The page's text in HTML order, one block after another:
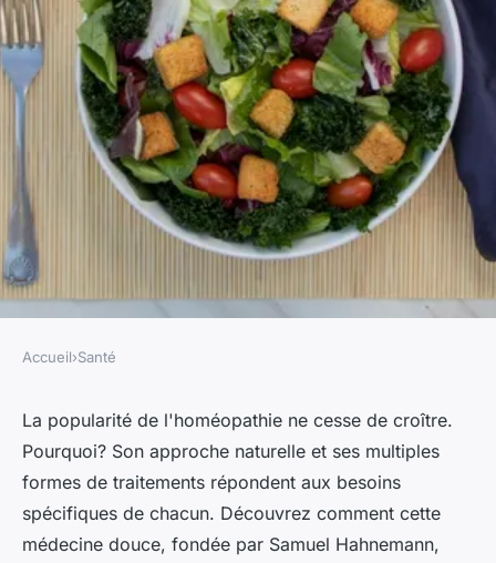
Homéopathie : tous les
médicaments homéopathiques
pour vos besoins
Mathieu•1 juillet 2024•3 min de lecture
Accueil›Santé
La popularité de l'homéopathie ne cesse de croître.
Pourquoi? Son approche naturelle et ses multiples
formes de traitements répondent aux besoins
spécifiques de chacun. Découvrez comment cette
médecine douce, fondée par Samuel Hahnemann,